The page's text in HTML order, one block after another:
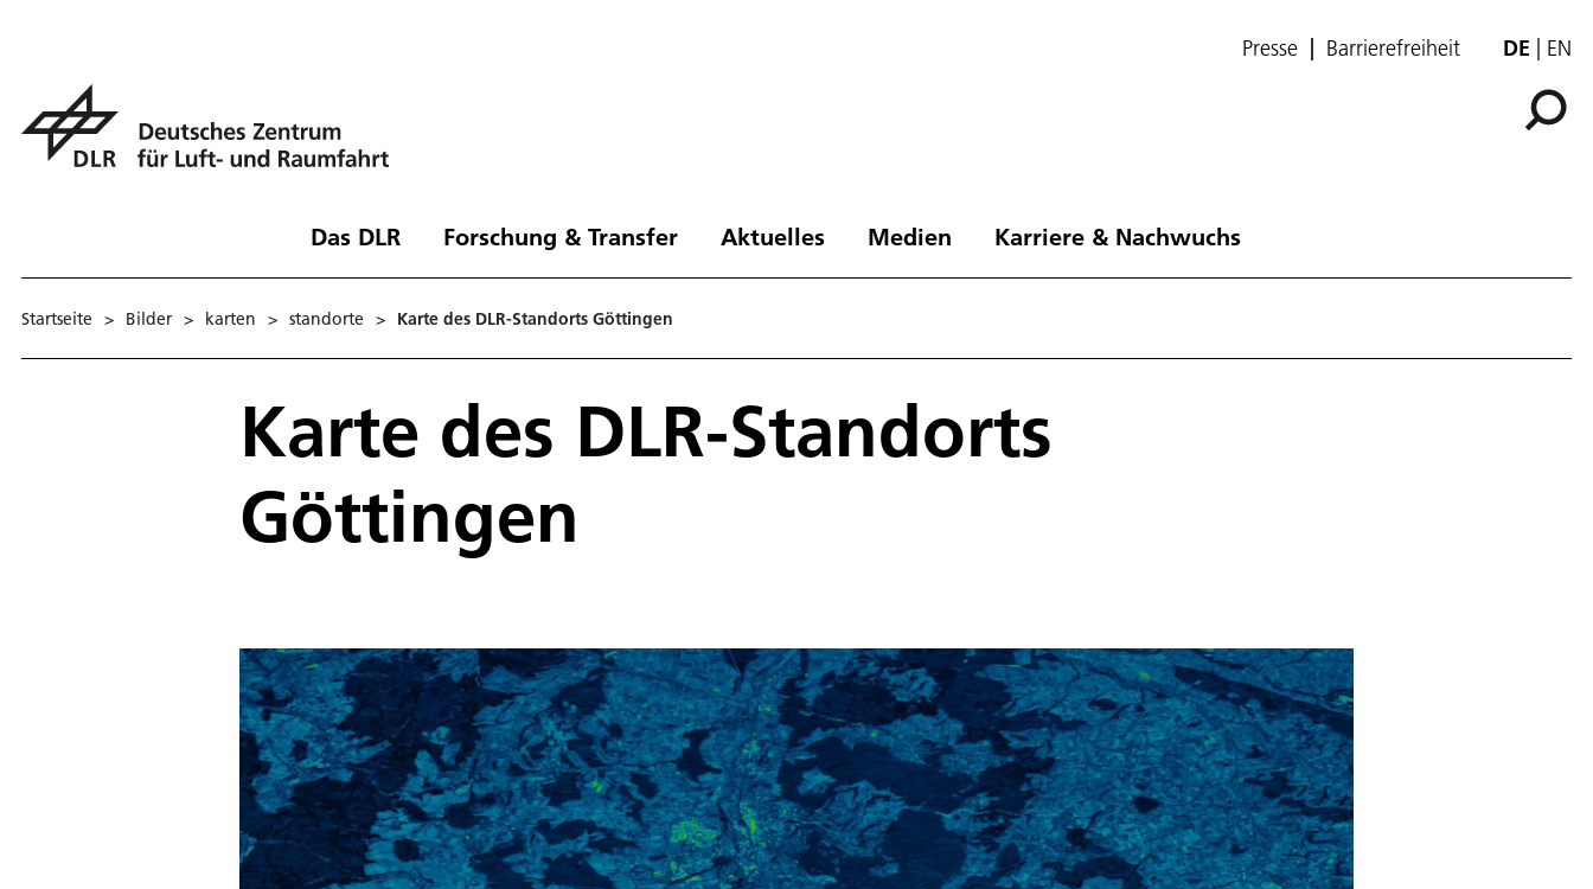
Presse Barrierefreiheit DE EN
Das DLR Forschung & Transfer Aktuelles Medien Karriere & Nachwuchs
Startseite > Bilder > karten > standorte > Karte des DLR-Standorts Göttingen
Karte des DLR-Standorts
Göttingen